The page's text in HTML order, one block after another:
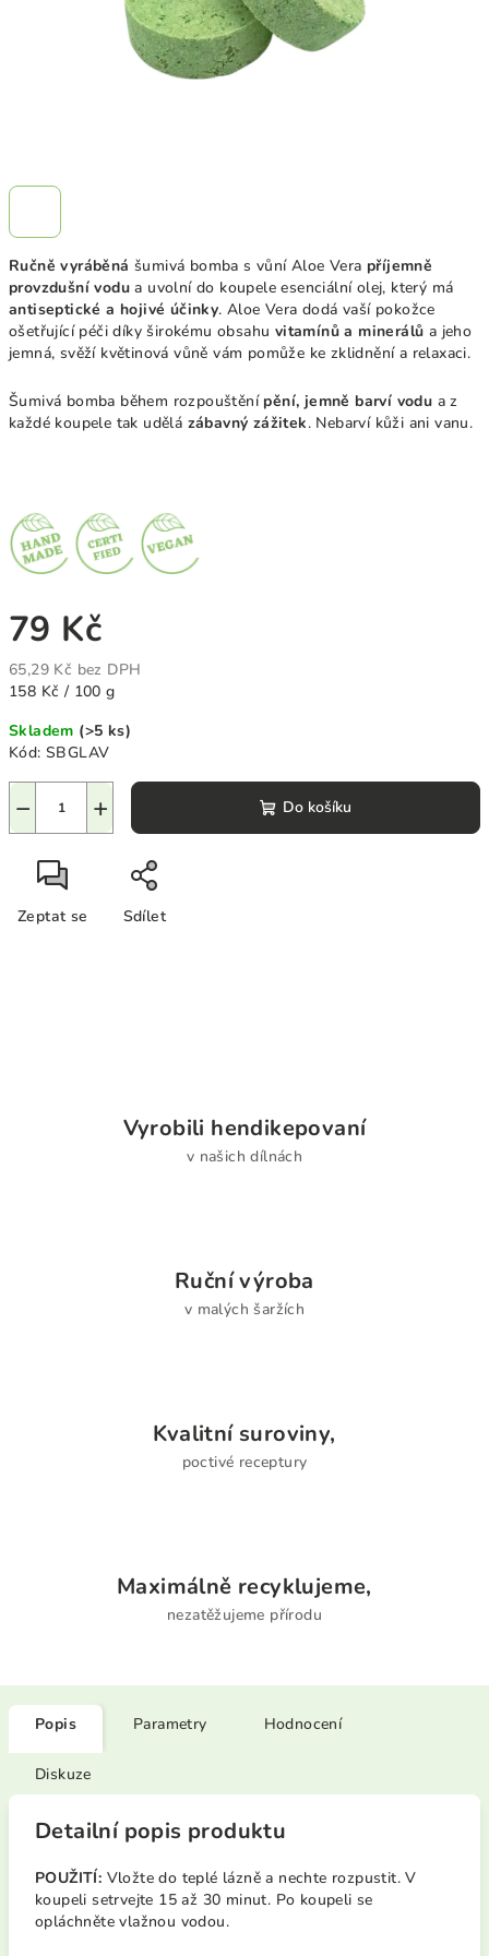
Ručně vyráběná šumivá bomba s vůní Aloe Vera příjemně
provzdušní vodu a uvolní do koupele esenciální olej, který má
antiseptické a hojivé účinky. Aloe Vera dodá vaší pokožce
ošetřující péči díky širokému obsahu vitamínů a minerálů a jeho
jemná, svěží květinová vůně vám pomůže ke zklidnění a relaxaci.
Šumivá bomba během rozpouštění pění, jemně barví vodu a z
každé koupele tak udělá zábavný zážitek. Nebarví kůži ani vanu.
79 Kč
65,29 Kč bez DPH
Měrná
158 Kč / 100 g
Skladem (>5 ks)
Kód: SBGLAV
+
− Do košíku
Zeptat se Sdílet
Vyrobili hendikepovaní
v našich dílnách
Ruční výroba
v malých šaržích
Kvalitní suroviny,
poctivé receptury
Maximálně recyklujeme,
nezatěžujeme přírodu
Popis Parametry Hodnocení
Diskuze
Detailní popis produktu
POUŽITÍ: Vložte do teplé lázně a nechte rozpustit. V
koupeli setrvejte 15 až 30 minut. Po koupeli se
opláchněte vlažnou vodou.